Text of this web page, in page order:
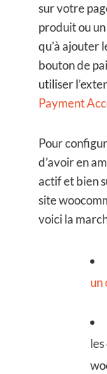
sur votre
produit ou
qu’à ajouter
bouton de
utiliser
Payment
Pour
d’avoir en
actif et bien
site
voici la
un